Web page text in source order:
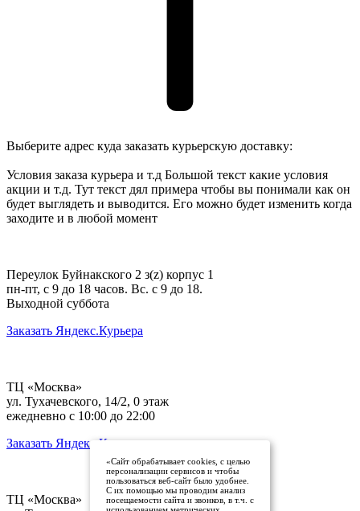
Выберите адрес куда заказать курьерскую доставку:
Условия заказа курьера и т.д Большой текст какие условия
акции и т.д. Тут текст дял примера чтобы вы понимали как он
будет выглядеть и выводится. Его можно будет изменить когда
заходите и в любой момент
Переулок Буйнакского 2 з(z) корпус 1
пн-пт, с 9 до 18 часов. Вс. с 9 до 18.
Выходной суббота
Заказать Яндекс.Курьера
ТЦ «Москва»
ул. Тухачевского, 14/2, 0 этаж
ежедневно с 10:00 до 22:00
Заказать Яндекс.Курьера
ТЦ «Москва»
«Сайт обрабатывает cookies, с целью
персонализации сервисов и чтобы
пользоваться веб-сайт было удобнее.
С их помощью мы проводим анализ
посещаемости сайта и звонков, в т.ч. с